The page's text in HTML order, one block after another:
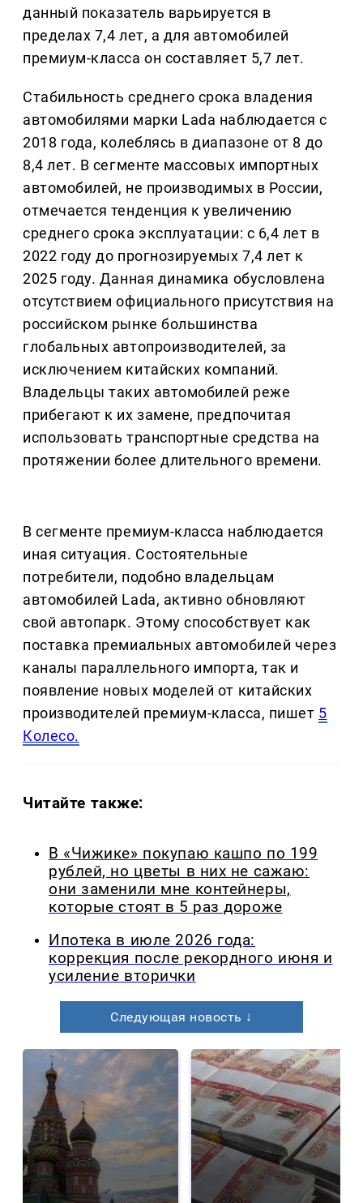
данный показатель варьируется в
пределах 7,4 лет, а для автомобилей
премиум-класса он составляет 5,7 лет.
Стабильность среднего срока владения
автомобилями марки Lada наблюдается с
2018 года, колеблясь в диапазоне от 8 до
8,4 лет. В сегменте массовых импортных
автомобилей, не производимых в России,
отмечается тенденция к увеличению
среднего срока эксплуатации: с 6,4 лет в
2022 году до прогнозируемых 7,4 лет к
2025 году. Данная динамика обусловлена
отсутствием официального присутствия на
российском рынке большинства
глобальных автопроизводителей, за
исключением китайских компаний.
Владельцы таких автомобилей реже
прибегают к их замене, предпочитая
использовать транспортные средства на
протяжении более длительного времени.
В сегменте премиум-класса наблюдается
иная ситуация. Состоятельные
потребители, подобно владельцам
автомобилей Lada, активно обновляют
свой автопарк. Этому способствует как
поставка премиальных автомобилей через
каналы параллельного импорта, так и
появление новых моделей от китайских
производителей премиум-класса, пишет 5
Колесо.
Читайте также:
В «Чижике» покупаю кашпо по 199
рублей, но цветы в них не сажаю:
они заменили мне контейнеры,
которые стоят в 5 раз дороже
Ипотека в июле 2026 года:
коррекция после рекордного июня и
усиление вторички
Следующая новость ↓